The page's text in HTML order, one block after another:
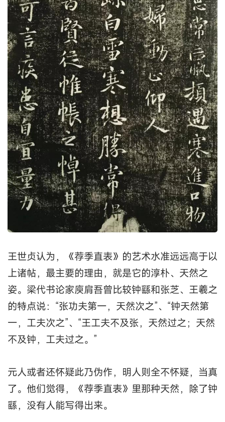
王世贞认为，《荐季直表》的艺术水准远远高于以
上诸帖，最主要的理由，就是它的淳朴、天然之
姿。梁代书论家庾肩吾曾比较钟繇和张芝、王羲之
的特点说：“张功夫第一，天然次之”、“钟天然第
一，工夫次之”、“王工夫不及张，天然过之；天然
不及钟，工夫过之。”
元人或者还怀疑此乃伪作，明人则全不怀疑，当真
了。他们觉得，《荐季直表》里那种天然，除了钟
繇，没有人能写得出来。